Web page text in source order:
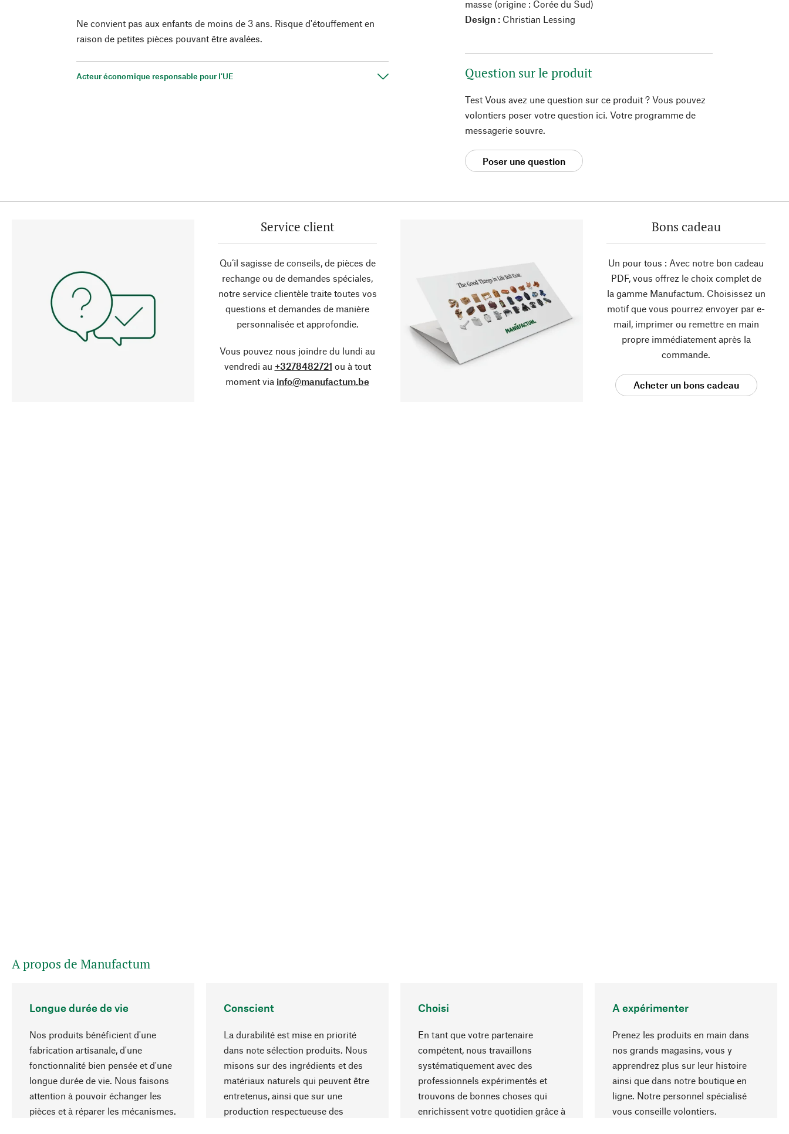
Ne convient pas aux enfants de moins de 3 ans. Risque d'étouffement en
raison de petites pièces pouvant être avalées.
Acteur économique responsable pour l'UE
masse (origine : Corée du Sud)
Design : Christian Lessing
Question sur le produit
Test Vous avez une question sur ce produit ? Vous pouvez
volontiers poser votre question ici. Votre programme de
messagerie souvre.
Poser une question
Service client
Qu’il sagisse de conseils, de pièces de
rechange ou de demandes spéciales,
notre service clientèle traite toutes vos
questions et demandes de manière
personnalisée et approfondie.
Vous pouvez nous joindre du lundi au
vendredi au +3278482721 ou à tout
moment via info@manufactum.be
Bons cadeau
Un pour tous : Avec notre bon cadeau
PDF, vous offrez le choix complet de
la gamme Manufactum. Choisissez un
motif que vous pourrez envoyer par e-
mail, imprimer ou remettre en main
propre immédiatement après la
commande.
Acheter un bons cadeau
A propos de Manufactum
Longue durée de vie
Nos produits bénéficient d'une
fabrication artisanale, d'une
fonctionnalité bien pensée et d'une
longue durée de vie. Nous faisons
attention à pouvoir échanger les
pièces et à réparer les mécanismes.
Conscient
La durabilité est mise en priorité
dans note sélection produits. Nous
misons sur des ingrédients et des
matériaux naturels qui peuvent être
entretenus, ainsi que sur une
production respectueuse des
Choisi
En tant que votre partenaire
compétent, nous travaillons
systématiquement avec des
professionnels expérimentés et
trouvons de bonnes choses qui
enrichissent votre quotidien grâce à
A expérimenter
Prenez les produits en main dans
nos grands magasins, vous y
apprendrez plus sur leur histoire
ainsi que dans notre boutique en
ligne. Notre personnel spécialisé
vous conseille volontiers.